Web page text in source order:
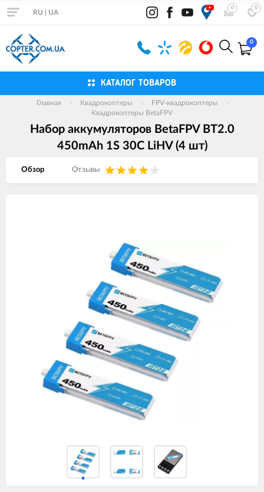
0 0
RU UA
0
КАТАЛОГ ТОВАРОВ
Главная Квадрокоптеры
FPV-квадрокоптеры
Квадрокоптеры BetaFPV
Набор аккумуляторов BetaFPV BT2.0
450mAh 1S 30C LiHV (4 шт)
Обзор Отзывы